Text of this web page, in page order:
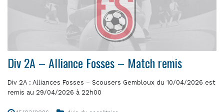
Div 2A – Alliance Fosses – Match remis
Div 2A : Alliances Fosses – Scousers Gembloux du 10/04/2026 est
remis au 29/04/2026 à 22h00